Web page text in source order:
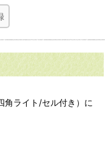
ライト/セル付き）に